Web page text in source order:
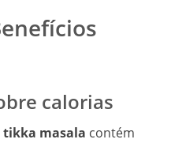
calorias
masala contém